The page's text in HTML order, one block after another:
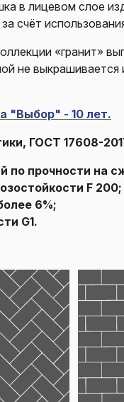
в лицевом слое
счёт
«гранит»
не выкрашивается
"Выбор" - 10 лет.
ГОСТ 17608-
по прочности на
F 200;
6%;
G1.